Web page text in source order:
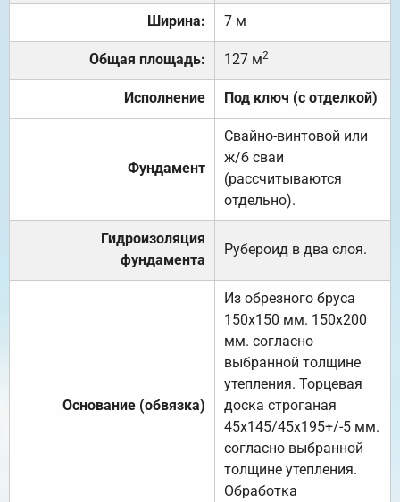
Ширина: 7 м
Общая площадь: 127 м2
Исполнение Под ключ (с отделкой)
Фундамент
Свайно-винтовой или
ж/б сваи
(рассчитываются
отдельно).
Гидроизоляция
фундамента
Рубероид в два слоя.
Основание (обвязка)
Из обрезного бруса
150х150 мм. 150х200
мм. согласно
выбранной толщине
утепления. Торцевая
доска строганая
45х145/45х195+/-5 мм.
согласно выбранной
толщине утепления.
Обработка